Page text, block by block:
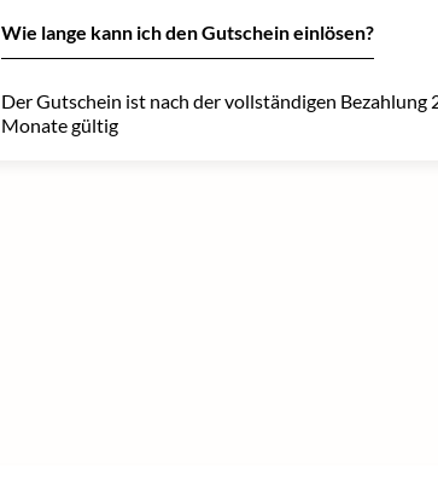
Wie lange kann ich den Gutschein einlösen?
Der Gutschein ist nach der vollständigen Bezahlung
Monate gültig